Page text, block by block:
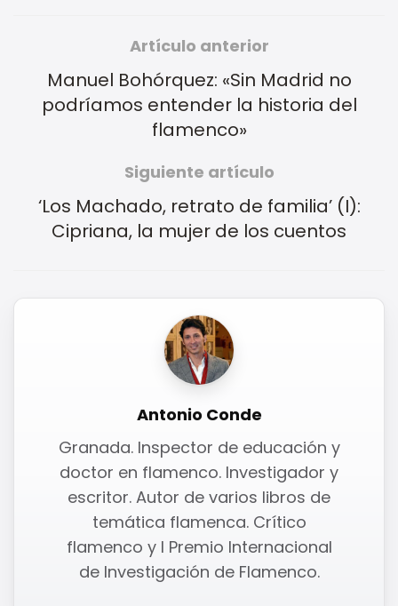
Artículo anterior
Manuel Bohórquez: «Sin Madrid no
podríamos entender la historia del
flamenco»
Siguiente artículo
‘Los Machado, retrato de familia’ (I):
Cipriana, la mujer de los cuentos
Antonio Conde
Granada. Inspector de educación y
doctor en flamenco. Investigador y
escritor. Autor de varios libros de
temática flamenca. Crítico
flamenco y I Premio Internacional
de Investigación de Flamenco.